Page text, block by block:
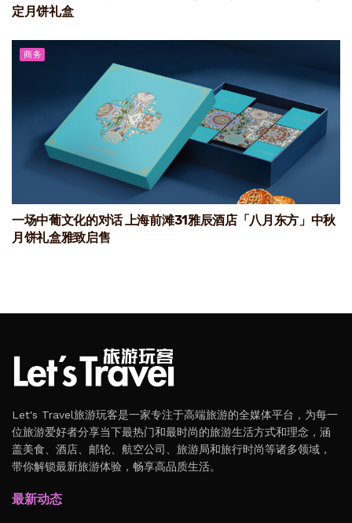
定月饼礼盒
商务
一场中葡文化的对话 上海前滩31雅辰酒店「八月东方」中秋
月饼礼盒雅致启售
Let's Travel旅游玩客是一家专注于高端旅游的全媒体平台，为每一
位旅游爱好者分享当下最热门和最时尚的旅游生活方式和理念，涵
盖美食、酒店、邮轮、航空公司、旅游局和旅行时尚等诸多领域，
带你解锁最新旅游体验，畅享高品质生活。
最新动态